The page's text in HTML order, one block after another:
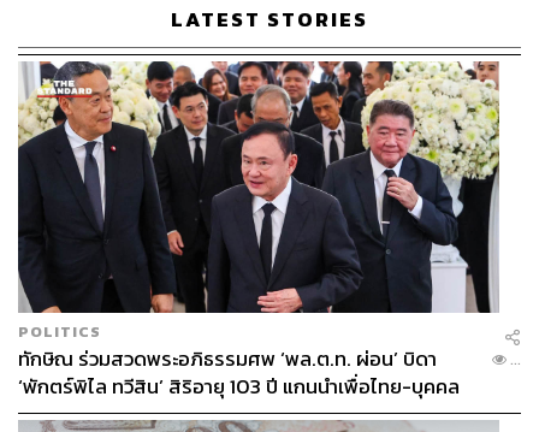
LATEST STORIES
POLITICS
ทักษิณ ร่วมสวดพระอภิธรรมศพ ‘พล.ต.ท. ผ่อน’ บิดา
‘พักตร์พิไล ทวีสิน’ สิริอายุ 103 ปี แกนนำเพื่อไทย-บุคคล
หลากวงการร่วมอาลัย
...